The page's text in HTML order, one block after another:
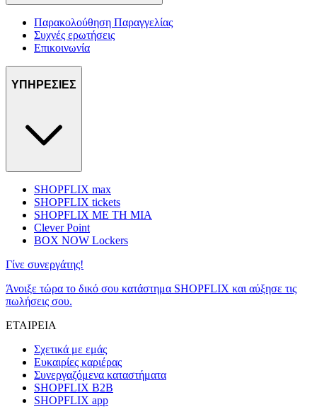
Παρακολούθηση Παραγγελίας
Συχνές ερωτήσεις
Επικοινωνία
ΥΠΗΡΕΣΙΕΣ
SHOPFLIX max
SHOPFLIX tickets
SHOPFLIX ΜΕ ΤΗ ΜΙΑ
Clever Point
BOX NOW Lockers
Γίνε συνεργάτης!
Άνοιξε τώρα το δικό σου κατάστημα SHOPFLIX και αύξησε τις
πωλήσεις σου.
ΕΤΑΙΡΕΙΑ
Σχετικά με εμάς
Ευκαιρίες καριέρας
Συνεργαζόμενα καταστήματα
SHOPFLIX B2B
SHOPFLIX app